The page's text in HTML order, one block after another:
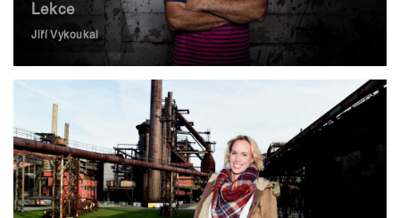
Lekce
Jiří Vykoukal